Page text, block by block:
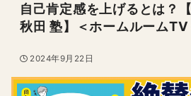
自己肯定感を上げるとは？
秋田 塾】＜ホームルームTV
2024年9月22日